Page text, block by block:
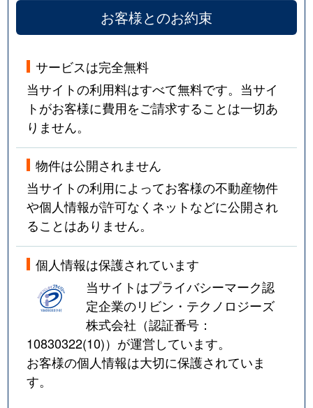
お客様とのお約束
サービスは完全無料
当サイトの利用料はすべて無料です。当サイ
トがお客様に費用をご請求することは一切あ
りません。
物件は公開されません
当サイトの利用によってお客様の不動産物件
や個人情報が許可なくネットなどに公開され
ることはありません。
個人情報は保護されています
当サイトはプライバシーマーク認
定企業のリビン・テクノロジーズ
株式会社（認証番号：
10830322(10)）が運営しています。
お客様の個人情報は大切に保護されていま
す。